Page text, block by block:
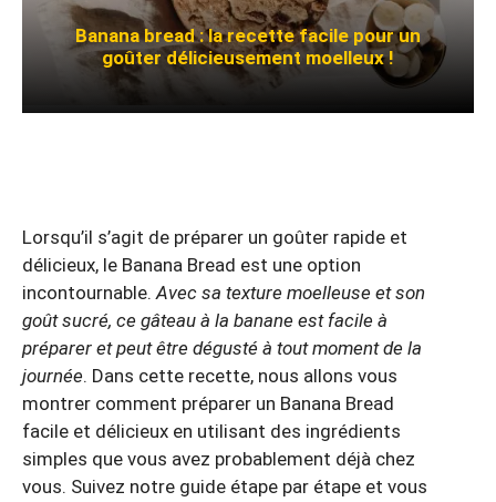
Banana bread : la recette facile pour un
goûter délicieusement moelleux !
Lorsqu’il s’agit de préparer un goûter rapide et
délicieux, le Banana Bread est une option
incontournable.Avec sa texture moelleuse et son
goût sucré, ce gâteau à la banane est facile à
préparer et peut être dégusté à tout moment de la
journée. Dans cette recette, nous allons vous
montrer comment préparer un Banana Bread
facile et délicieux en utilisant des ingrédients
simples que vous avez probablement déjà chez
vous. Suivez notre guide étape par étape et vous